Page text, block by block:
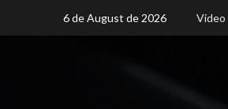
6 de August de 2026 Video